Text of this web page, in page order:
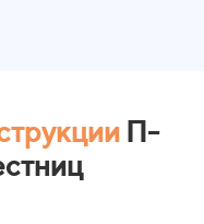
П-